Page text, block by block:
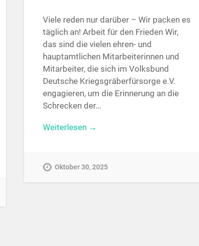
Viele reden nur darüber – Wir packen es
täglich an! Arbeit für den Frieden Wir,
das sind die vielen ehren- und
hauptamtlichen Mitarbeiterinnen und
Mitarbeiter, die sich im Volksbund
Deutsche Kriegsgräberfürsorge e.V.
engagieren, um die Erinnerung an die
Schrecken der…
Weiterlesen →
Oktober 30, 2025